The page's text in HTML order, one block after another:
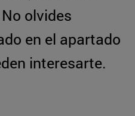
olvides
en el apartado
interesarte.